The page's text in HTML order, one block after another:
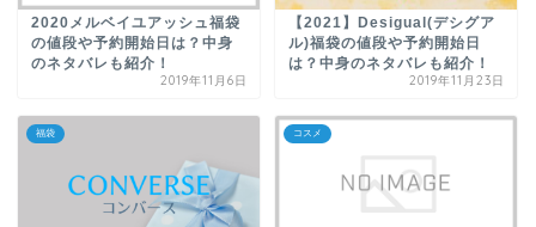
2020メルベイユアッシュ福袋
の値段や予約開始日は？中身
のネタバレも紹介！
2019年11月6日
【2021】Desigual(デシグア
ル)福袋の値段や予約開始日
は？中身のネタバレも紹介！
2019年11月23日
福袋 コスメ